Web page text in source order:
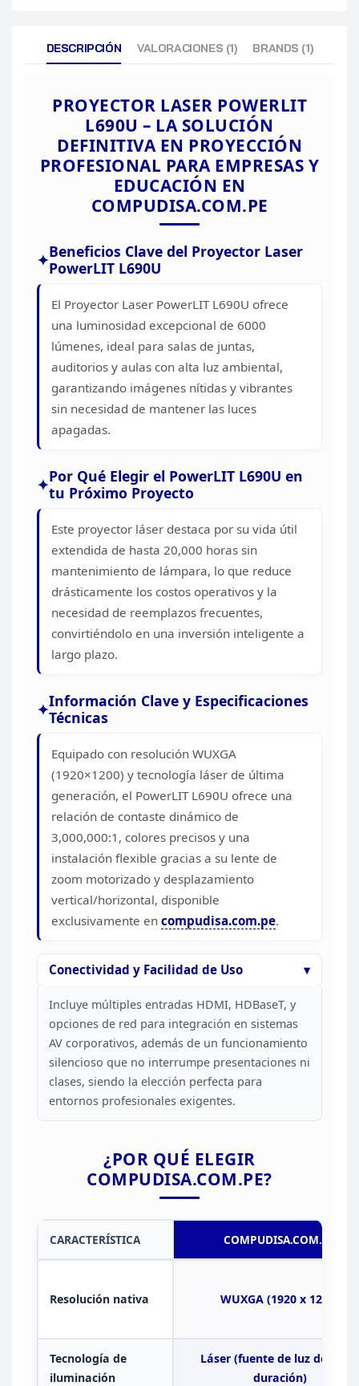
DESCRIPCIÓN VALORACIONES (1) BRANDS (1)
PROYECTOR LASER POWERLIT
L690U – LA SOLUCIÓN
DEFINITIVA EN PROYECCIÓN
PROFESIONAL PARA EMPRESAS Y
EDUCACIÓN EN
COMPUDISA.COM.PE
Beneficios Clave del Proyector Laser
PowerLIT L690U
El Proyector Laser PowerLIT L690U ofrece
una luminosidad excepcional de 6000
lúmenes, ideal para salas de juntas,
auditorios y aulas con alta luz ambiental,
garantizando imágenes nítidas y vibrantes
sin necesidad de mantener las luces
apagadas.
Por Qué Elegir el PowerLIT L690U en
tu Próximo Proyecto
Este proyector láser destaca por su vida útil
extendida de hasta 20,000 horas sin
mantenimiento de lámpara, lo que reduce
drásticamente los costos operativos y la
necesidad de reemplazos frecuentes,
convirtiéndolo en una inversión inteligente a
largo plazo.
Información Clave y Especificaciones
Técnicas
Equipado con resolución WUXGA
(1920×1200) y tecnología láser de última
generación, el PowerLIT L690U ofrece una
relación de contaste dinámico de
3,000,000:1, colores precisos y una
instalación flexible gracias a su lente de
zoom motorizado y desplazamiento
vertical/horizontal, disponible
exclusivamente en compudisa.com.pe.
Conectividad y Facilidad de Uso
Incluye múltiples entradas HDMI, HDBaseT, y
opciones de red para integración en sistemas
AV corporativos, además de un funcionamiento
silencioso que no interrumpe presentaciones ni
clases, siendo la elección perfecta para
entornos profesionales exigentes.
¿POR QUÉ ELEGIR
COMPUDISA.COM.PE?
CARACTERÍSTICA COMPUDISA.COM.PE
Resolución nativa WUXGA (1920 x 1200)
Tecnología de
iluminación
Láser(fuente de luz de larga
duración)